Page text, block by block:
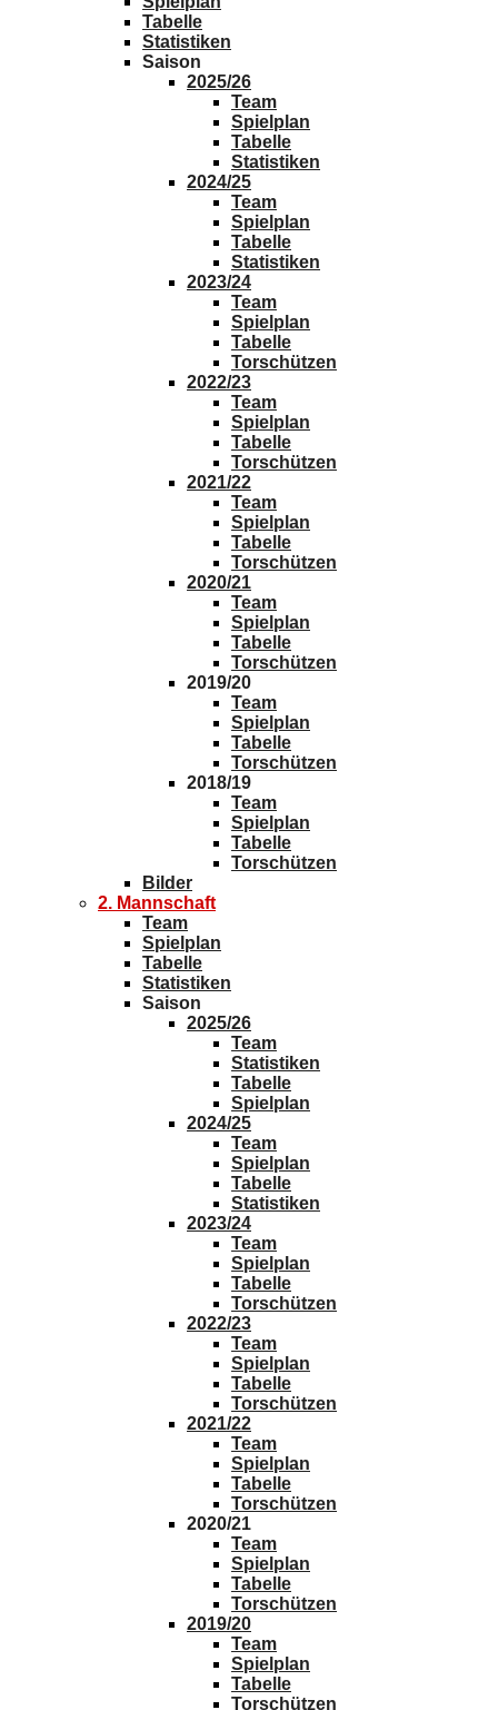
Tabelle
Statistiken
Saison
2025/26
Team
Spielplan
Tabelle
Statistiken
2024/25
Team
Spielplan
Tabelle
Statistiken
2023/24
Team
Spielplan
Tabelle
Torschützen
2022/23
Team
Spielplan
Tabelle
Torschützen
2021/22
Team
Spielplan
Tabelle
Torschützen
2020/21
Team
Spielplan
Tabelle
Torschützen
2019/20
Team
Spielplan
Tabelle
Torschützen
2018/19
Team
Spielplan
Tabelle
Torschützen
Bilder
2. Mannschaft
Team
Spielplan
Tabelle
Statistiken
Saison
2025/26
Team
Statistiken
Tabelle
Spielplan
2024/25
Team
Spielplan
Tabelle
Statistiken
2023/24
Team
Spielplan
Tabelle
Torschützen
2022/23
Team
Spielplan
Tabelle
Torschützen
2021/22
Team
Spielplan
Tabelle
Torschützen
2020/21
Team
Spielplan
Tabelle
Torschützen
2019/20
Team
Spielplan
Tabelle
Torschützen